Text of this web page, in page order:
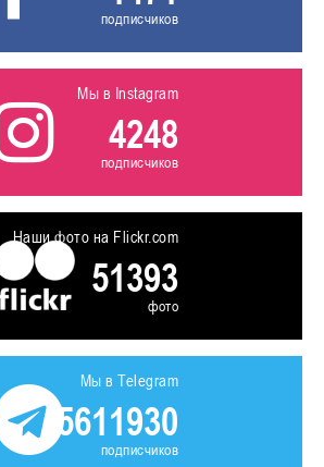
подписчиков
Мы в Instagram
4248
подписчиков
Наши фото на Flickr.com
51393
фото
Мы в Telegram
5611930
подписчиков